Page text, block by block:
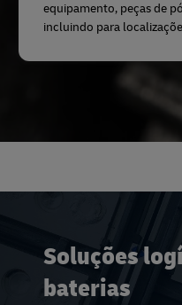
equipamento, peças de
incluindo para
Soluções
baterias